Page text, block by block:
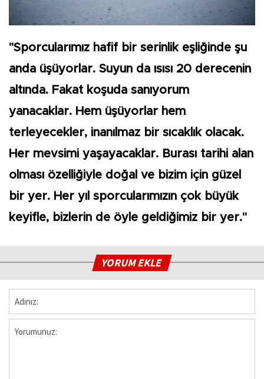
"Sporcularımız hafif bir serinlik eşliğinde şu
anda üşüyorlar. Suyun da ısısı 20 derecenin
altında. Fakat koşuda sanıyorum
yanacaklar. Hem üşüyorlar hem
terleyecekler, inanılmaz bir sıcaklık olacak.
Her mevsimi yaşayacaklar. Burası tarihi alan
olması özelliğiyle doğal ve bizim için güzel
bir yer. Her yıl sporcularımızın çok büyük
keyifle, bizlerin de öyle geldiğimiz bir yer."
YORUM EKLE